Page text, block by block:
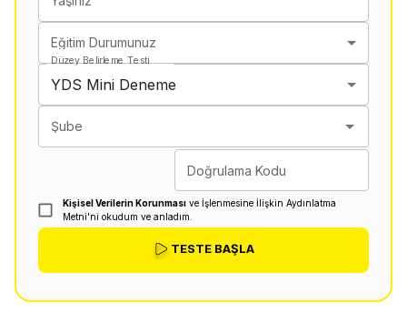
Eğitim Durumunuz
Düzey Belirleme Testi
YDS Mini Deneme
Şube
Doğrulama Kodu
Kişisel Verilerin Korunması ve İşlenmesine İlişkin Aydınlatma
Metni'ni okudum ve anladım.
TESTE BAŞLA